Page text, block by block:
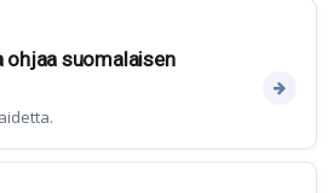
ohjaa suomalaisen